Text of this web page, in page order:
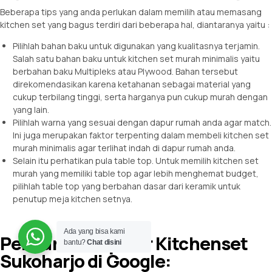
Beberapa tips yang anda perlukan dalam memilih atau memasang
kitchen set yang bagus terdiri dari beberapa hal, diantaranya yaitu :
Pilihlah bahan baku untuk digunakan yang kualitasnya terjamin.
Salah satu bahan baku untuk kitchen set murah minimalis yaitu
berbahan baku Multipleks atau Plywood. Bahan tersebut
direkomendasikan karena ketahanan sebagai material yang
cukup terbilang tinggi, serta harganya pun cukup murah dengan
yang lain.
Pilihlah warna yang sesuai dengan dapur rumah anda agar match.
Ini juga merupakan faktor terpenting dalam membeli kitchen set
murah minimalis agar terlihat indah di dapur rumah anda.
Selain itu perhatikan pula table top. Untuk memilih kitchen set
murah yang memiliki table top agar lebih menghemat budget,
pilihlah table top yang berbahan dasar dari keramik untuk
penutup meja kitchen setnya.
Pencarian Populer Kitchenset
Sukoharjo di Google:
Ada yang bisa kami
bantu?Chat disini